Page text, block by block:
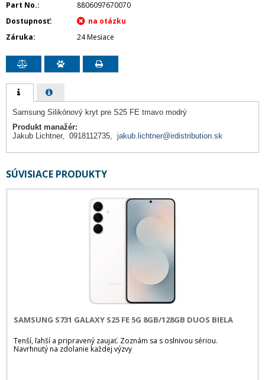
Part No.
8806097670070
Dostupnosť
Záruka
24 Mesiace
Samsung Silikónový kryt pre S25 FE tmavo modrý
Produkt manažér:
Jakub Lichtner, 0918112735, jakub.lichtner@irdistribution.sk
SÚVISIACE PRODUKTY
SAMSUNG S731 GALAXY S25 FE 5G 8GB/128GB DUOS BIELA
Tenší, ľahší a pripravený zaujať. Zoznám sa s oslnivou sériou.
Navrhnutý na zdolanie každej výzvy